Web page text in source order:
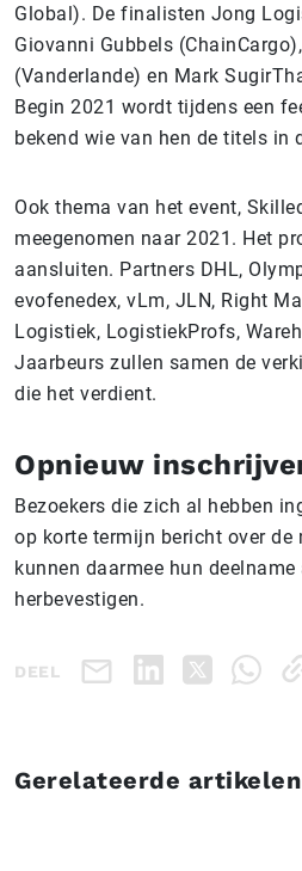
Global). De finalisten Jong
Giovanni Gubbels
(Vanderlande) en Mark
Begin 2021 wordt tijdens een
bekend wie van hen de titels in
Ook thema van het event,
meegenomen naar 2021. Het
aansluiten. Partners DHL,
evofenedex, vLm, JLN, Right
Logistiek, LogistiekProfs,
Jaarbeurs zullen samen de
die het verdient.
Opnieuw
Bezoekers die zich al hebben
op korte termijn bericht over de
kunnen daarmee hun
herbevestigen.
DEEL
Gerelateerde artikelen